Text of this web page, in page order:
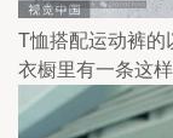
T恤搭配运动裤的
衣橱里有一条这